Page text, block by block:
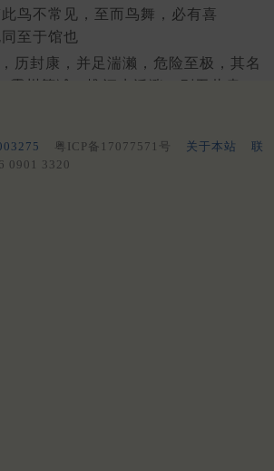
鸟不常见，至而鸟舞，必有喜
至于馆也
历封康，并足湍濑，危险至极，其名
霸州等滩，惟江水泛涨，则无此患。
十五侍郎、元九相公、庞严京兆、蒋
粤ICP备17077571号 关于本站
联
0901 3320